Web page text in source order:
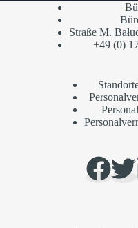
Straße M.
+49 (0)